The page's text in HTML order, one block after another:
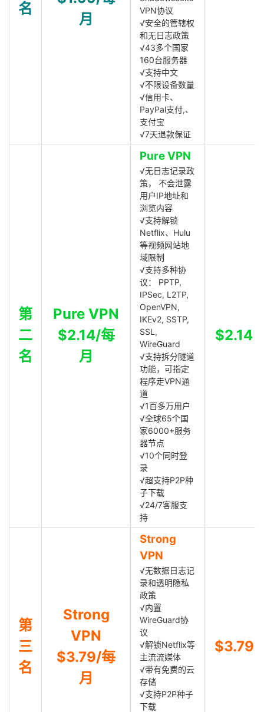
名
月
VPN协议
√安全的管辖权
和无日志政策
√43多个国家
160台服务器
√支持中文
√不限设备数量
√信用卡、
PayPal支付,、
支付宝
√7天退款保证
第
二
名
Pure VPN
$2.14/每
月
Pure VPN
√无日志记录政
策， 不会泄露
用户IP地址和
浏览内容
√支持解锁
Netflix、Hulu
等视频网站地
域限制
√支持多种协
议： PPTP,
IPSec, L2TP,
OpenVPN,
IKEv2, SSTP,
SSL,
WireGuard
√支持拆分隧道
功能，可指定
程序走VPN通
道
√1百多万用户
√全球65个国
家6000+服务
器节点
√10个同时登
录
√超支持P2P种
子下载
√24/7客服支
持
$2.14
第
三
名
Strong
VPN
$3.79/每
月
Strong
VPN
√无数据日志记
录和透明隐私
政策
√内置
WireGuard协
议
√解锁Netflix等
主流流媒体
√带有免费的云
存储
√支持P2P种子
下载
$3.79